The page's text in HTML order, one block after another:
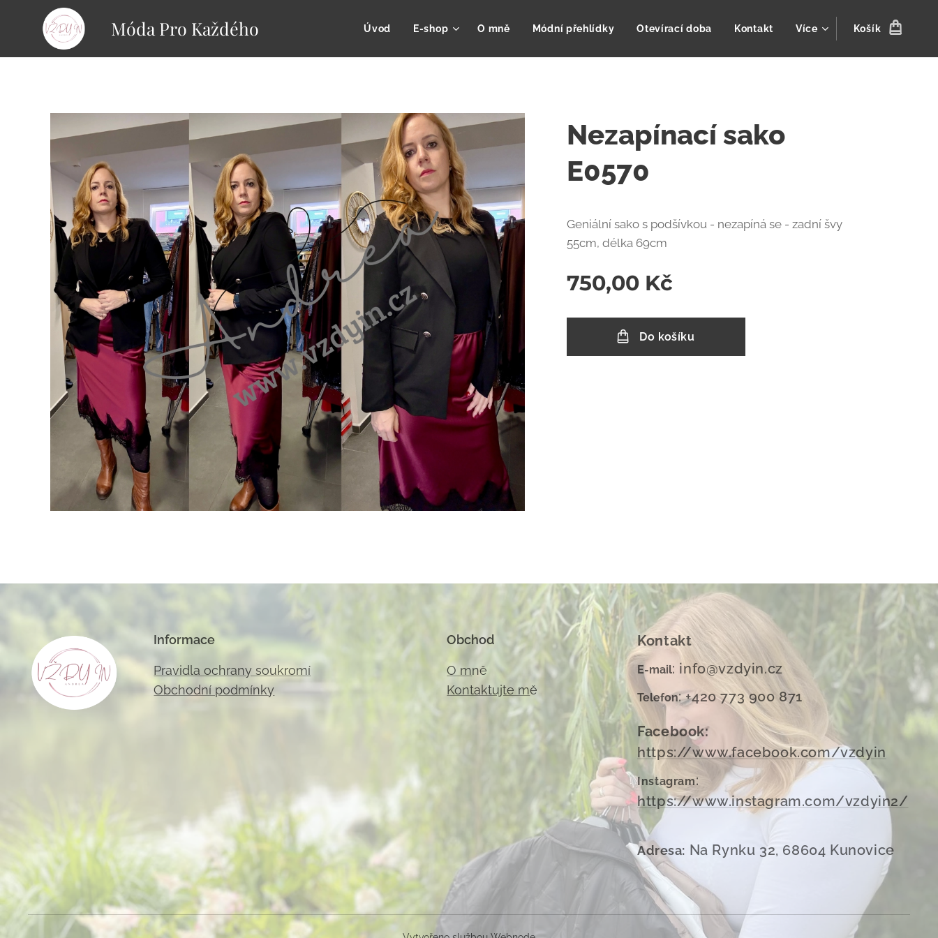
Móda Pro Každého Úvod E-shop O mně Módní přehlídky Otevírací doba Kontakt Více Košík
Nezapínací sako
E0570
Geniální sako s podšívkou - nezapíná se - zadní švy
55cm, délka 69cm
750,00 Kč
Do košíku
Informace
Pravidla ochrany soukromí
Obchodní podmínky
Obchod
O mně
Kontaktujte mě
Kontakt
E-mail: info@vzdyin.cz
Telefon: +420 773 900 871
Facebook:
https://www.facebook.com/vzdyin
Instagram:
https://www.instagram.com/vzdyin2/
Adresa: Na Rynku 32, 68604 Kunovice